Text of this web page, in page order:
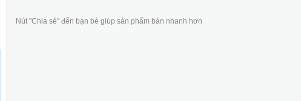
Nút "Chia sẻ" đến bạn bè giúp sản phẩm bán nhanh hơn